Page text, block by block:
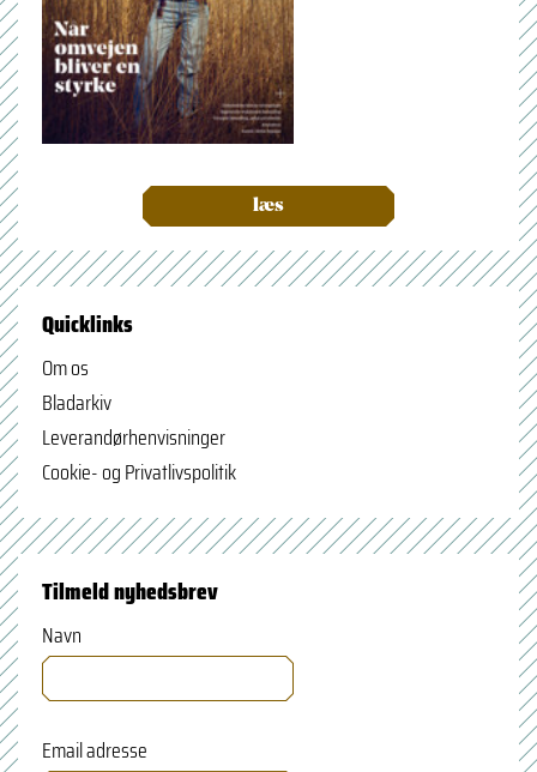
læs
Quicklinks
Om os
Bladarkiv
Leverandørhenvisninger
Cookie- og Privatlivspolitik
Tilmeld nyhedsbrev
Navn
Email adresse